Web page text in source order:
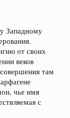
Западному
от своих
веков
там
чье имя
с